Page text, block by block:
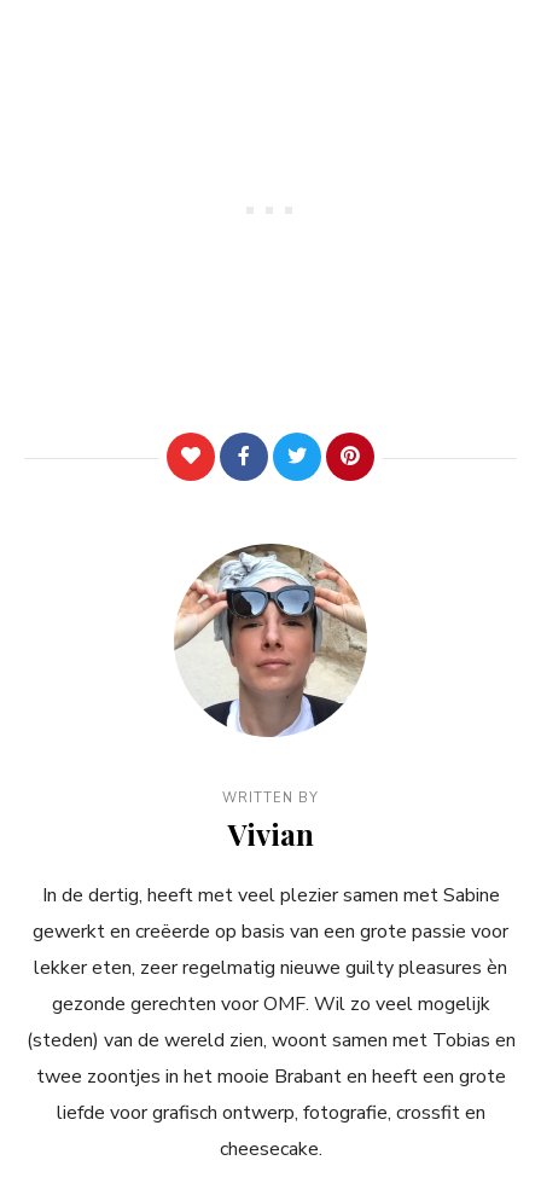
WRITTEN BY
Vivian
In de dertig, heeft met veel plezier samen met Sabine
gewerkt en creëerde op basis van een grote passie voor
lekker eten, zeer regelmatig nieuwe guilty pleasures èn
gezonde gerechten voor OMF. Wil zo veel mogelijk
(steden) van de wereld zien, woont samen met Tobias en
twee zoontjes in het mooie Brabant en heeft een grote
liefde voor grafisch ontwerp, fotografie, crossfit en
cheesecake.